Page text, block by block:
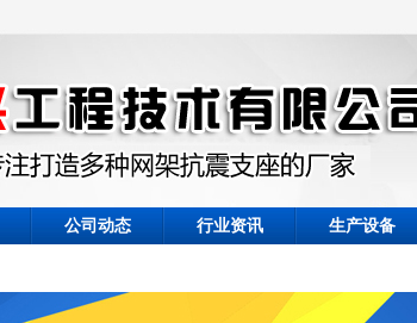
公司动态 行业资讯 生产设备